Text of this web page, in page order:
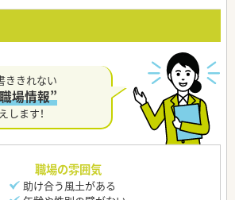
ききれない
場情報”
します！
職場の雰囲気
助け合う風土がある